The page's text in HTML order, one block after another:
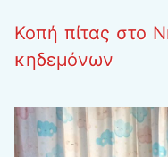
Κοπή πίτας στο
κηδεμόνων